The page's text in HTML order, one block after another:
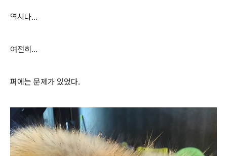
역시나...
여전히...
퍼에는 문제가 있었다.